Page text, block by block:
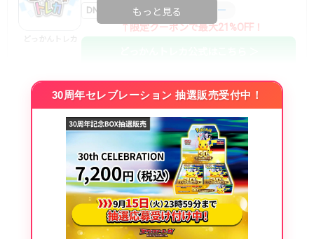
DNGBIF4X コードコピー
↑限定クーポンで最大21%OFF！
おりパンダ
・初回購入は最大90%OFF
・新規登録で6種類アド確解禁
SVGC7P コードコピー
↑招待コードで最大2,000ptゲット
おりパンダ公式はこちら ＞
・atone・ペイディ対応！
もっと見る
30周年セレブレーション 抽選販売受付中！